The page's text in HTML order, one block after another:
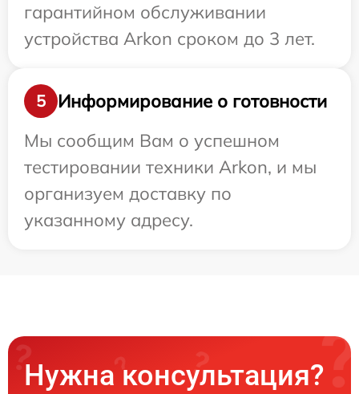
гарантийном обслуживании
устройства Arkon сроком до 3 лет.
5
Информирование о готовности
Мы сообщим Вам о успешном
тестировании техники Arkon, и мы
организуем доставку по
указанному адресу.
Нужна консультация?